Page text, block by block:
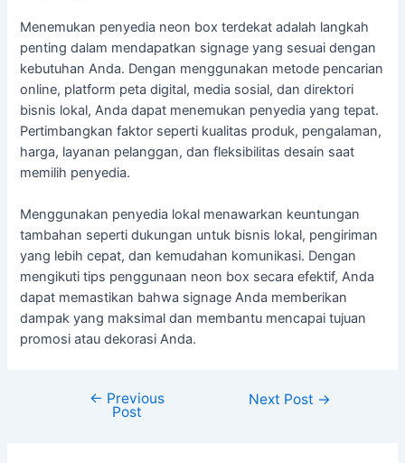
Menemukan penyedia neon box terdekat adalah langkah
penting dalam mendapatkan signage yang sesuai dengan
kebutuhan Anda. Dengan menggunakan metode pencarian
online, platform peta digital, media sosial, dan direktori
bisnis lokal, Anda dapat menemukan penyedia yang tepat.
Pertimbangkan faktor seperti kualitas produk, pengalaman,
harga, layanan pelanggan, dan fleksibilitas desain saat
memilih penyedia.
Menggunakan penyedia lokal menawarkan keuntungan
tambahan seperti dukungan untuk bisnis lokal, pengiriman
yang lebih cepat, dan kemudahan komunikasi. Dengan
mengikuti tips penggunaan neon box secara efektif, Anda
dapat memastikan bahwa signage Anda memberikan
dampak yang maksimal dan membantu mencapai tujuan
promosi atau dekorasi Anda.
← Previous
Post
Next Post →